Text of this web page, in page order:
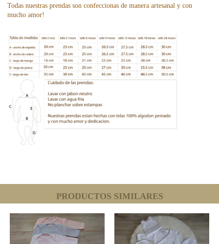
Todas nuestras prendas son confeccionas de manera artesanal y con
mucho amor!
PRODUCTOS SIMILARES